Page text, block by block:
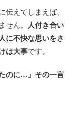
伝えてしまえば、
せん。
人付き合い
に不快な思いをさ
は大事です。
のに…」その一言